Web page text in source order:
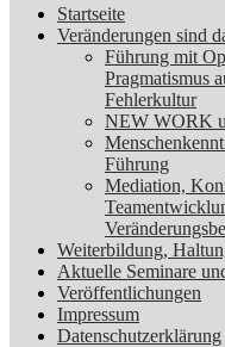
Zum
Inhalt
Startseite
Veränderungen sind
Führung mit
Pragmatismus
Fehlerkultur
NEW WORK
Führung
Mediation,
Weiterbildung,
Aktuelle Seminare
Veröffentlichungen
Impressum
Datenschutzerklärung